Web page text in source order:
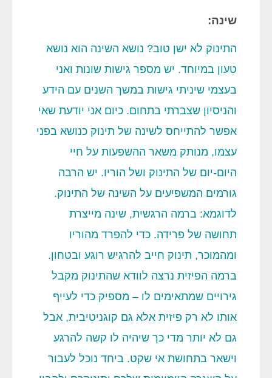
שינה:
התינוק לא ישן טוב? נושא השינה הוא נושא
טעון במיוחד. יש מספר גישות שונות ואני
בעצמי שיניתי גישות במשך השנים עם הידע
והניסיון שצברתי בתחום. כיום אני יודעת שאי
אפשר להתייחס לשינה של תינוק כנושא בפני
עצמו, מנותק משאר ההשפעות על חיי
היום-יום של התינוק ושל הוריו. יש הרבה
גורמים המשפיעים על השינה של התינוק.
לדוגמא: ברמה הרגשית, שינה מייצרת
תחושה של פרידה. כדי להפרד מהוריו
ומהמוכר, תינוק חייב להרגיש רוגע ובטחון.
ברמה הפיזית נרצה לוודא שהתינוק מקבל
גירויים שמתאימים לו – מספיק כדי לעייף
אותו לא רק פיזית אלא גם קוגניטיבית, אבל
גם לא יותר מדי כך שיהיה לו קשה להרגע
וישאר בתחושת אי שקט. ביחד נוכל לעבור